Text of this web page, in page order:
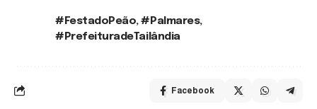
#FestadoPeão,#Palmares,
#PrefeituradeTailândia
Facebook